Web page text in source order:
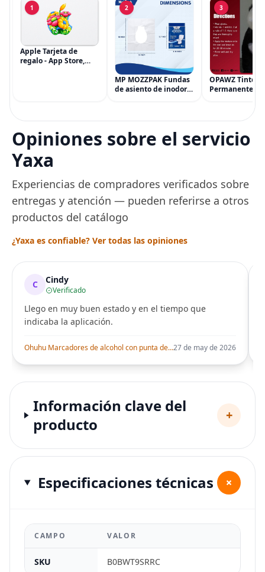
1
Apple Tarjeta de
regalo - App Store,
2
MP MOZZPAK Fundas
de asiento de inodoro
para entrenamiento
3
OPAWZ Tinte
Permanente
Tinte para
Peluquería
una Década,
Opiniones sobre el servicio
Yaxa
Experiencias de compradores verificados sobre
entregas y atención — pueden referirse a otros
productos del catálogo
¿Yaxa es confiable? Ver todas las opiniones
C Cindy
Verificado
Llego en muy buen estado y en el tiempo que
indicaba la aplicación.
Ohuhu Marcadores de alcohol con punta de pincel – Juego de marcadores artísticos de doble punta con certificación AP para artistas adultos27 de may de 2026
Información clave del
producto
+
Especificaciones técnicas +
CAMPO VALOR
SKU B0BWT9SRRC